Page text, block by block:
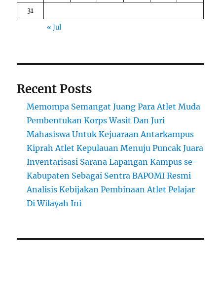
31
« Jul
Recent Posts
Memompa Semangat Juang Para Atlet Muda
Pembentukan Korps Wasit Dan Juri
Mahasiswa Untuk Kejuaraan Antarkampus
Kiprah Atlet Kepulauan Menuju Puncak Juara
Inventarisasi Sarana Lapangan Kampus se-
Kabupaten Sebagai Sentra BAPOMI Resmi
Analisis Kebijakan Pembinaan Atlet Pelajar
Di Wilayah Ini